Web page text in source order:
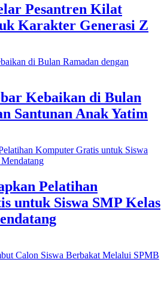
Pesantren Kilat
Karakter Generasi Z
Kebaikan di Bulan
Santunan Anak Yatim
Pelatihan
untuk Siswa SMP Kelas